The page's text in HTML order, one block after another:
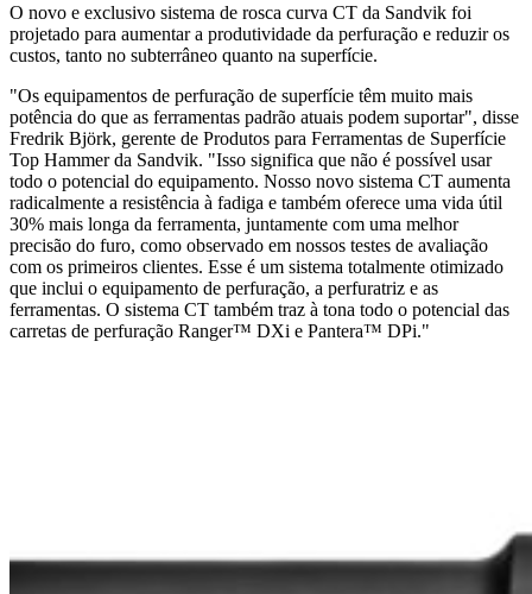
O novo e exclusivo sistema de rosca curva CT da Sandvik foi
projetado para aumentar a produtividade da perfuração e reduzir os
custos, tanto no subterrâneo quanto na superfície.
"Os equipamentos de perfuração de superfície têm muito mais
potência do que as ferramentas padrão atuais podem suportar", disse
Fredrik Björk, gerente de Produtos para Ferramentas de Superfície
Top Hammer da Sandvik. "Isso significa que não é possível usar
todo o potencial do equipamento. Nosso novo sistema CT aumenta
radicalmente a resistência à fadiga e também oferece uma vida útil
30% mais longa da ferramenta, juntamente com uma melhor
precisão do furo, como observado em nossos testes de avaliação
com os primeiros clientes. Esse é um sistema totalmente otimizado
que inclui o equipamento de perfuração, a perfuratriz e as
ferramentas. O sistema CT também traz à tona todo o potencial das
carretas de perfuração Ranger™ DXi e Pantera™ DPi."